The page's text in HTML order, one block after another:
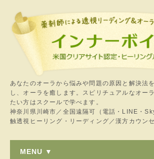
あなたのオーラから悩みや問題の原因と解決法
し、オーラを癒します。スピリチュアルなオー
たい方はスクールで学べます。
神奈川県川崎市／全国遠隔可（電話・LINE・
触透視ヒーリング・リーディング／漢方カウン
MENU ▼